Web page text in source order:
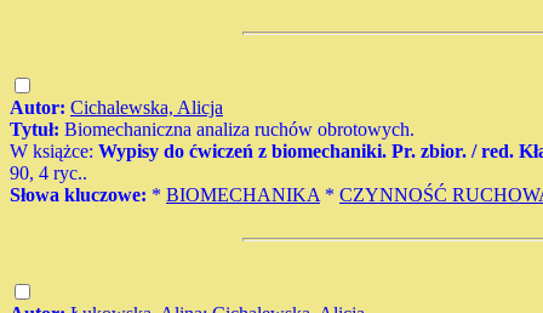
Autor: Cichalewska, Alicja
Tytuł: Biomechaniczna analiza ruchów obrotowych.
W książce: Wypisy do ćwiczeń z biomechaniki. Pr. zbior. / red.
90, 4 ryc..
Słowa kluczowe: * BIOMECHANIKA * CZYNNOŚĆ